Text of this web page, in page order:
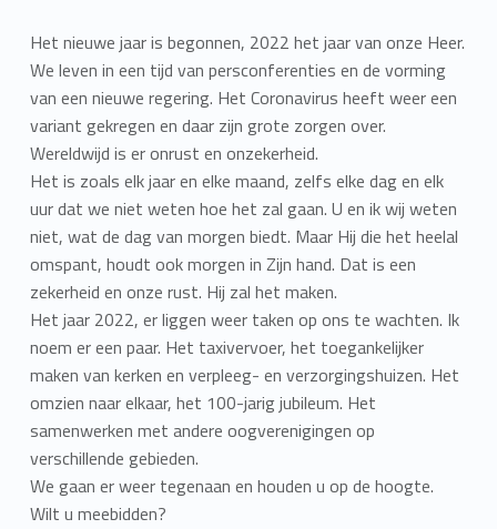
Het nieuwe jaar is begonnen, 2022 het jaar van onze Heer.
We leven in een tijd van persconferenties en de vorming
van een nieuwe regering. Het Coronavirus heeft weer een
variant gekregen en daar zijn grote zorgen over.
Wereldwijd is er onrust en onzekerheid.
Het is zoals elk jaar en elke maand, zelfs elke dag en elk
uur dat we niet weten hoe het zal gaan. U en ik wij weten
niet, wat de dag van morgen biedt. Maar Hij die het heelal
omspant, houdt ook morgen in Zijn hand. Dat is een
zekerheid en onze rust. Hij zal het maken.
Het jaar 2022, er liggen weer taken op ons te wachten. Ik
noem er een paar. Het taxivervoer, het toegankelijker
maken van kerken en verpleeg- en verzorgingshuizen. Het
omzien naar elkaar, het 100-jarig jubileum. Het
samenwerken met andere oogverenigingen op
verschillende gebieden.
We gaan er weer tegenaan en houden u op de hoogte.
Wilt u meebidden?